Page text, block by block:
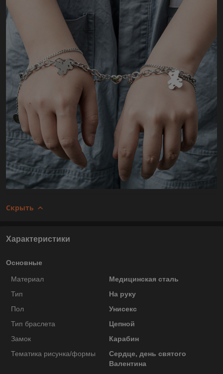
Скрыть
Характеристики
Основные
Материал
Медицинская сталь
Тип
На руку
Пол
Унисекс
Тип браслета
Цепной
Замок
Карабин
Тематика рисунка/формы
Сердце, день святого
Валентина